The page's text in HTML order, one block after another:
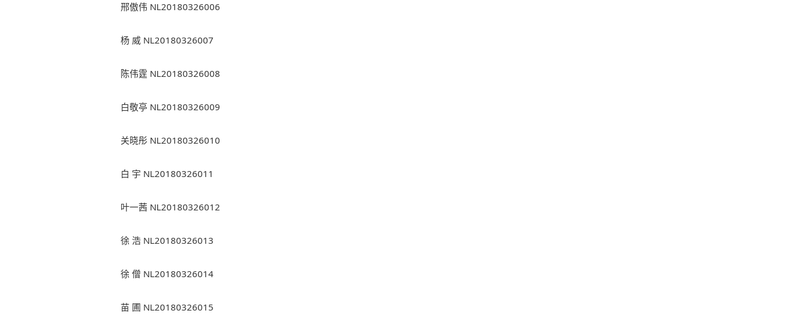
邢傲伟 NL20180326006
杨 威 NL20180326007
陈伟霆 NL20180326008
白敬亭 NL20180326009
关晓彤 NL20180326010
白 宇 NL20180326011
叶一茜 NL20180326012
徐 浩 NL20180326013
徐 僧 NL20180326014
苗 圃 NL20180326015